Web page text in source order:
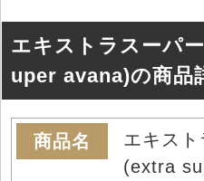
エキストラスーパ
uper avana)の商品
商品名
エキス
(extra